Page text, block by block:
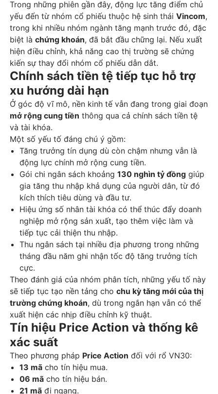
Trong những phiên gần đây, động lực tăng điểm chủ
yếu đến từ nhóm cổ phiếu thuộc hệ sinh thái Vincom,
trong khi nhiều nhóm ngành tăng mạnh trước đó, đặc
biệt là chứng khoán, đã bắt đầu chững lại. Nếu xuất
hiện điều chỉnh, khả năng cao thị trường sẽ chứng
kiến sự thay đổi nhóm cổ phiếu dẫn dắt.
Chính sách tiền tệ tiếp tục hỗ trợ
xu hướng dài hạn
Ở góc độ vĩ mô, nền kinh tế vẫn đang trong giai đoạn
mở rộng cung tiền thông qua cả chính sách tiền tệ
và tài khóa.
Một số yếu tố đáng chú ý gồm:
Tăng trưởng tín dụng dù còn chậm nhưng vẫn là
động lực chính mở rộng cung tiền.
Gói chi ngân sách khoảng 130 nghìn tỷ đồng giúp
gia tăng thu nhập khả dụng của người dân, từ đó
kích thích tiêu dùng và đầu tư.
Hiệu ứng số nhân tài khóa có thể thúc đẩy doanh
nghiệp mở rộng sản xuất, tạo thêm việc làm và
tiếp tục cải thiện thu nhập.
Thu ngân sách tại nhiều địa phương trong những
tháng đầu năm ghi nhận tốc độ tăng trưởng tích
cực.
Theo đánh giá của nhóm phân tích, những yếu tố này
sẽ tiếp tục tạo nền tảng cho chu kỳ tăng mới của thị
trường chứng khoán, dù trong ngắn hạn vẫn có thể
xuất hiện các nhịp điều chỉnh kỹ thuật.
Tín hiệu Price Action và thống kê
xác suất
Theo phương pháp Price Action đối với rổ VN30:
13 mã cho tín hiệu mua.
06 mã cho tín hiệu bán.
21 mã đi ngang.